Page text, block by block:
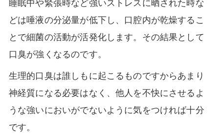
どは唾液の分泌量が低下し、口腔内が乾燥するこ
とで細菌の活動が活発化します。その結果として
口臭が強くなるのです。
生理的口臭は誰しもに起こるものですからあまり
神経質になる必要はなく、他人を不快にさせるよ
うな強いにおいがでないように気をつければ十分
です。